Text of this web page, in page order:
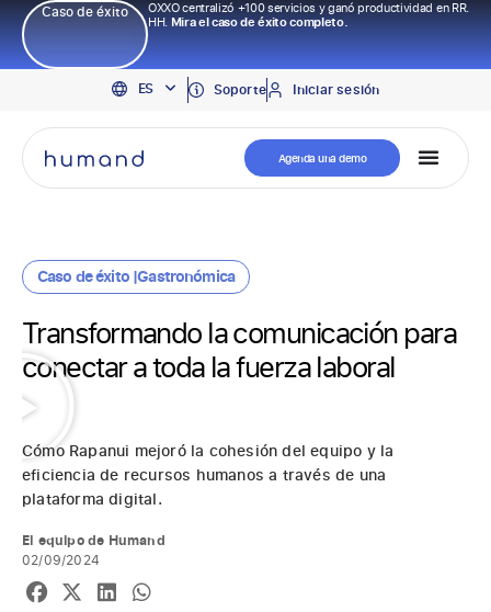
Caso de éxito
OXXO centralizó +100 servicios y ganó productividad en RR.
HH.Mira el caso de éxito completo.
ES
EN
PT
Soporte Iniciar sesión
Agenda una demo
Caso de éxito |Gastronómica
Transformando la comunicación para
conectar a toda la fuerza laboral
Cómo Rapanui mejoró la cohesión del equipo y la
eficiencia de recursos humanos a través de una
plataforma digital.
El equipo de Humand
02/09/2024